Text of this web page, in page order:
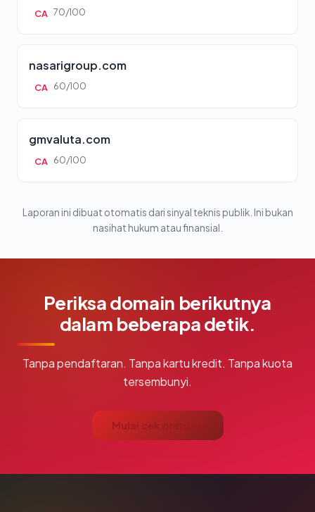
CA 70/100
nasarigroup.com
CA 60/100
gmvaluta.com
CA 60/100
Laporan ini dibuat otomatis dari sinyal teknis publik. Ini bukan
nasihat hukum atau finansial.
Periksa domain berikutnya
dalam beberapa detik.
Tanpa pendaftaran. Tanpa kartu kredit. Tanpa kuota
tersembunyi.
Mulai cek gratis →